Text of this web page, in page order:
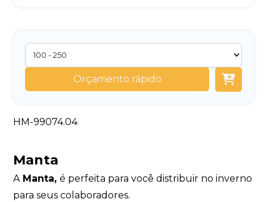
Orçamento rápido
HM-99074.04
Manta
AManta,é perfeita para você distribuir no inverno
para seus colaboradores.